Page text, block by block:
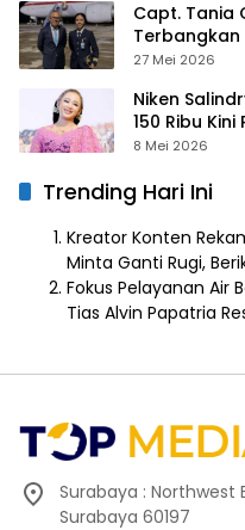
Capt. Tania
Terbangkan
Prancis
27 Mei 2026
Niken
150 Ribu
8 Mei 2026
Trending Hari Ini
Kreator Konten
Minta Ganti Rugi,
Fokus Pelayanan Air
Tias Alvin Papatria
Surabaya : Northwest
Surabaya 60197